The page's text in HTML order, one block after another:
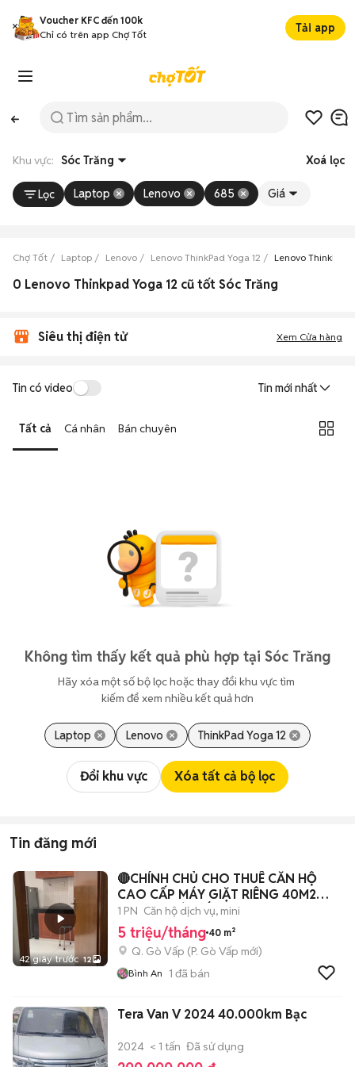
Voucher KFC đến 100k
Chỉ có trên app Chợ Tốt
Tải app
Khu vực: Sóc Trăng Xoá lọc
Lọc Laptop Lenovo 685 Giá
Chợ Tốt Laptop Lenovo Lenovo ThinkPad Yoga 12 Lenovo ThinkPad
0 Lenovo Thinkpad Yoga 12 cũ tốt Sóc Trăng
Siêu thị điện tử Xem Cửa hàng
Tin có video Tin mới nhất
Tất cả Cá nhân Bán chuyên
Không tìm thấy kết quả phù hợp tại Sóc Trăng
Hãy xóa một số bộ lọc hoặc thay đổi khu vực tìm
kiếm để xem nhiều kết quả hơn
Laptop Lenovo ThinkPad Yoga 12
Đổi khu vực Xóa tất cả bộ lọc
Tin đăng mới
42 giây trước 12
🔴CHÍNH CHỦ CHO THUÊ CĂN HỘ
CAO CẤP MÁY GIẶT RIÊNG 40M2
FULL NT GÒ VẤP🔴
1 PN Căn hộ dịch vụ, mini
5 triệu/tháng 40 m²
Q. Gò Vấp (P. Gò Vấp mới)
Bình An 1 đã bán
Tera Van V 2024 40.000km Bạc
2024 < 1 tấn Đã sử dụng